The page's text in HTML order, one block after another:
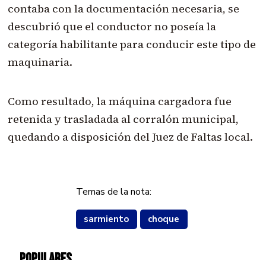
contaba con la documentación necesaria, se
descubrió que el conductor no poseía la
categoría habilitante para conducir este tipo de
maquinaria.
Como resultado, la máquina cargadora fue
retenida y trasladada al corralón municipal,
quedando a disposición del Juez de Faltas local.
Temas de la nota:
sarmiento choque